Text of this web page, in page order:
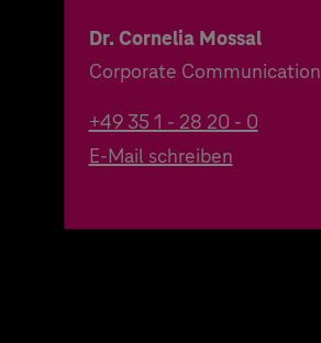
Dr. Cornelia Mossal
Corporate Communication
+49 35 1 - 28 20 - 0
E-Mail schreiben